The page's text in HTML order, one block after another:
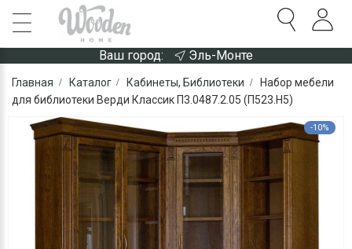
Ваш город: Эль-Монте
Главная Каталог Кабинеты, Библиотеки
Набор мебели
для библиотеки Верди Классик П3.0487.2.05 (П523.Н5)
-10%